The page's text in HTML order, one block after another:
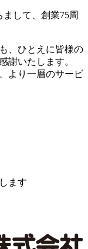
して、創業75周
、ひとえに皆様の
謝いたします。
より一層のサービ
ます